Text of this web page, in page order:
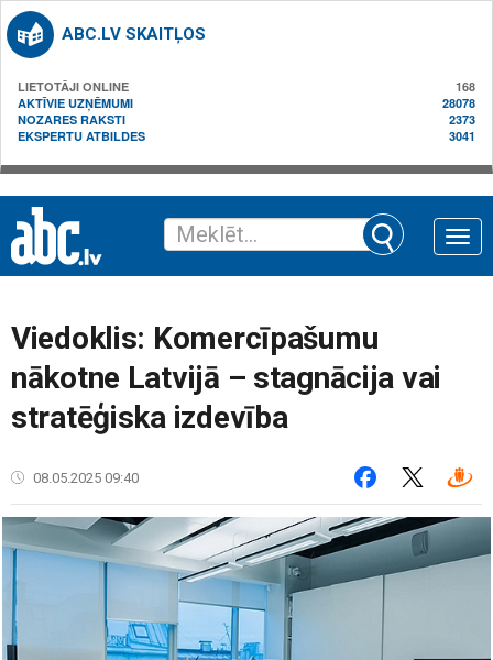
ABC.LV SKAITĻOS
LIETOTĀJI ONLINE
168
AKTĪVIE UZŅĒMUMI
28078
NOZARES RAKSTI
2373
EKSPERTU ATBILDES
3041
Toggle
Viedoklis: Komercīpašumu
nākotne Latvijā – stagnācija vai
stratēģiska izdevība
08.05.2025 09:40